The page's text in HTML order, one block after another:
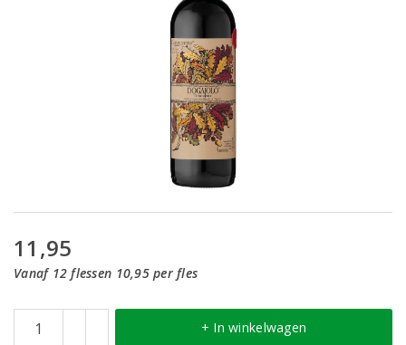
11,95
Vanaf 12 flessen 10,95 per fles
+ In winkelwagen